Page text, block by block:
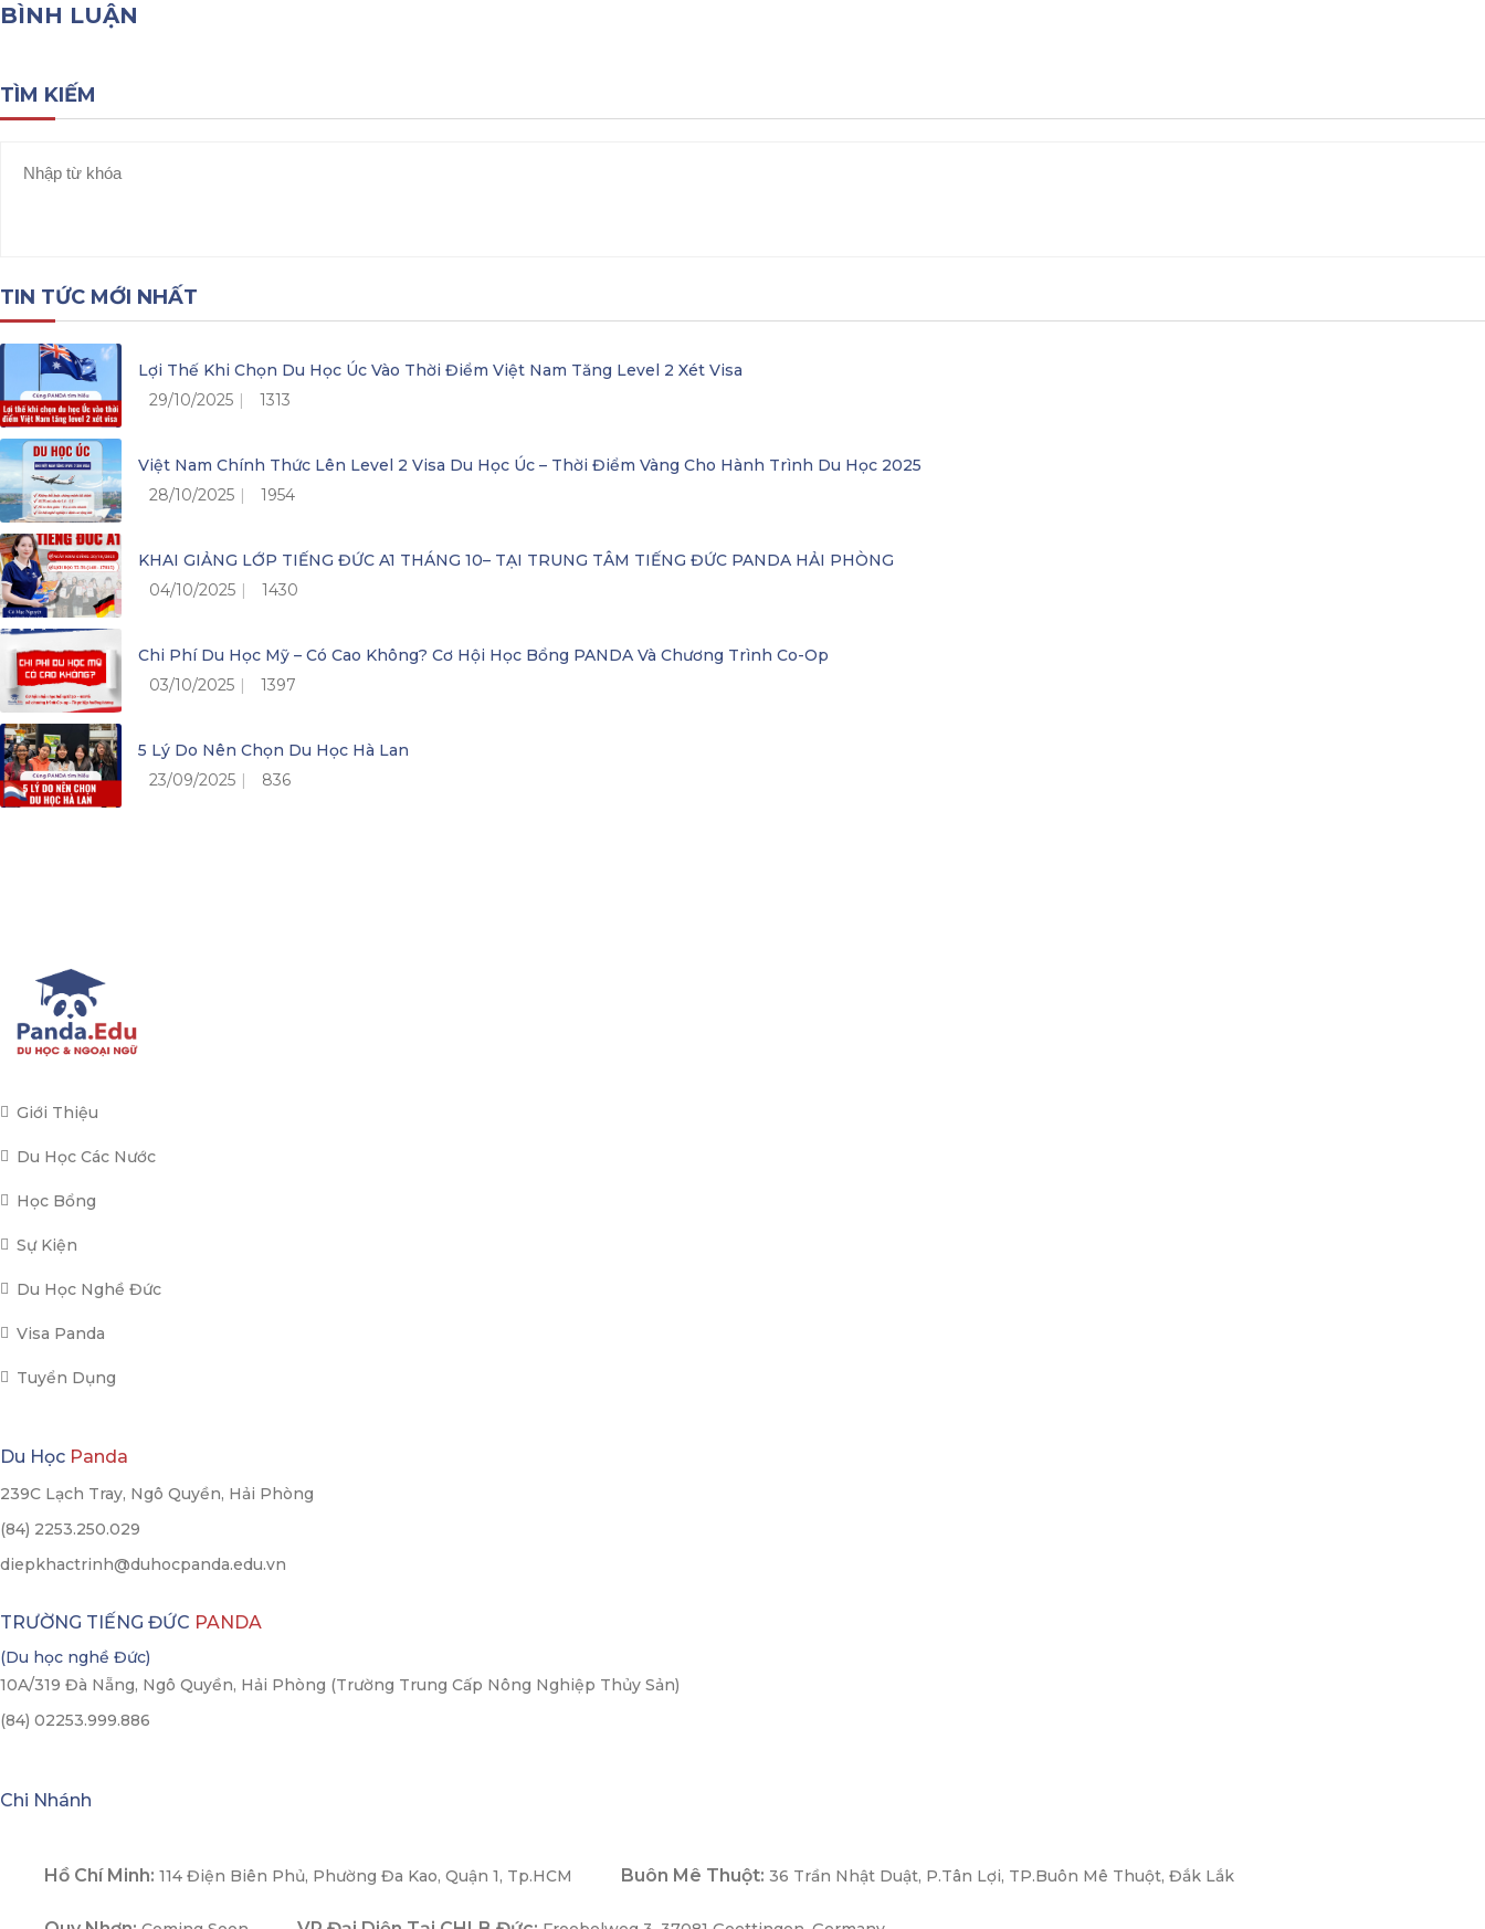
BÌNH LUẬN
TÌM KIẾM
TIN TỨC MỚI NHẤT
Lợi Thế Khi Chọn Du Học Úc Vào Thời Điểm Việt Nam Tăng Level 2 Xét Visa
29/10/2025
1313
Việt Nam Chính Thức Lên Level 2 Visa Du Học Úc – Thời Điểm Vàng Cho Hành Trình Du Học 2025
28/10/2025
1954
KHAI GIẢNG LỚP TIẾNG ĐỨC A1 THÁNG 10– TẠI TRUNG TÂM TIẾNG ĐỨC PANDA HẢI PHÒNG
04/10/2025
1430
Chi Phí Du Học Mỹ – Có Cao Không? Cơ Hội Học Bổng PANDA Và Chương Trình Co-Op
03/10/2025
1397
5 Lý Do Nên Chọn Du Học Hà Lan
23/09/2025
836
Giới Thiệu
Du Học Các Nước
Học Bổng
Sự Kiện
Du Học Nghề Đức
Visa Panda
Tuyển Dụng
Du Học Panda
239C Lạch Tray, Ngô Quyền, Hải Phòng
(84) 2253.250.029
diepkhactrinh@duhocpanda.edu.vn
TRƯỜNG TIẾNG ĐỨC PANDA
(Du học nghề Đức)
10A/319 Đà Nẵng, Ngô Quyền, Hải Phòng (Trường Trung Cấp Nông Nghiệp Thủy Sản)
(84) 02253.999.886
Chi Nhánh
Hồ Chí Minh: 114 Điện Biên Phủ, Phường Đa Kao, Quận 1, Tp.HCM Buôn Mê Thuột: 36 Trần Nhật Duật, P.Tân Lợi, TP.Buôn Mê Thuột, Đắk Lắk